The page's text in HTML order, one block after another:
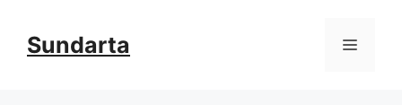
Sundarta Menu